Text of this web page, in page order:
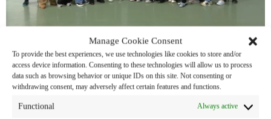
Manage Cookie Consent
To provide the best experiences, we use technologies like cookies to store and/or
access device information. Consenting to these technologies will allow us to process
data such as browsing behavior or unique IDs on this site. Not consenting or
withdrawing consent, may adversely affect certain features and functions.
Functional Always active